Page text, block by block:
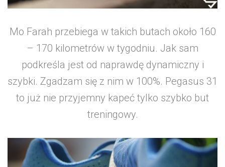
Mo Farah przebiega w takich butach około 160
– 170 kilometrów w tygodniu. Jak sam
podkreśla jest od naprawdę dynamiczny i
szybki. Zgadzam się z nim w 100%. Pegasus 31
to już nie przyjemny kapeć tylko szybko but
treningowy.